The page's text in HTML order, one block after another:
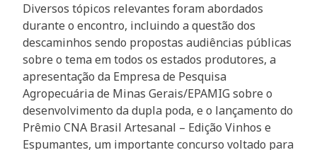
Diversos tópicos relevantes foram abordados
durante o encontro, incluindo a questão dos
descaminhos sendo propostas audiências públicas
sobre o tema em todos os estados produtores, a
apresentação da Empresa de Pesquisa
Agropecuária de Minas Gerais/EPAMIG sobre o
desenvolvimento da dupla poda, e o lançamento do
Prêmio CNA Brasil Artesanal – Edição Vinhos e
Espumantes, um importante concurso voltado para